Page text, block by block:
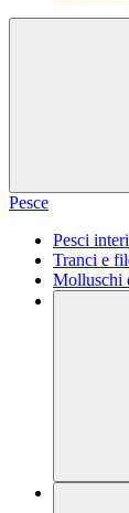
Pesce
Pesci
Tranci e
Molluschi